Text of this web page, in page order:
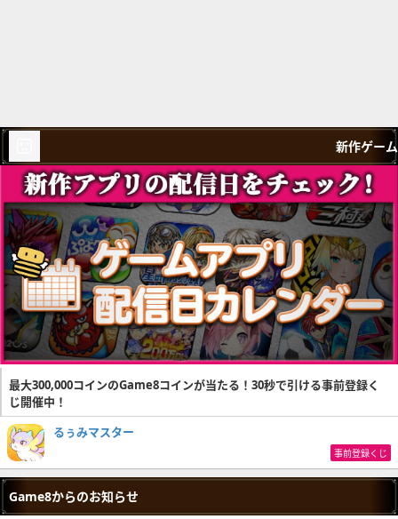
新作ゲーム
最大300,000コインのGame8コインが当たる！30秒で引ける事前登録く
じ開催中！
るぅみマスター
事前登録くじ
Game8からのお知らせ